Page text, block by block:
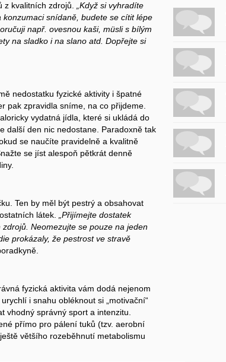
z kvalitních zdrojů.
„Když si vyhradíte
snídaně, budete se cítit lépe
např. ovesnou kaši, müsli s bílým
na sladko i na slano atd. Dopřejte si
nedostatku fyzické aktivity i špatné
pak zpravidla sníme, na co přijdeme.
vydatná jídla, které si ukládá do
další den nic nedostane. Paradoxně tak
se naučíte pravidelně a kvalitně
se jíst alespoň pětkrát denně
Ten by měl být pestrý a obsahovat
látek.
„Přijímejte dostatek
Neomezujte se pouze na jeden
prokázaly, že pestrost ve stravě
fyzická aktivita vám dodá nejenom
i snahu obléknout si „motivační“
vhodný správný sport a intenzitu.
přímo pro pálení tuků (tzv. aerobní
většího rozeběhnutí metabolismu